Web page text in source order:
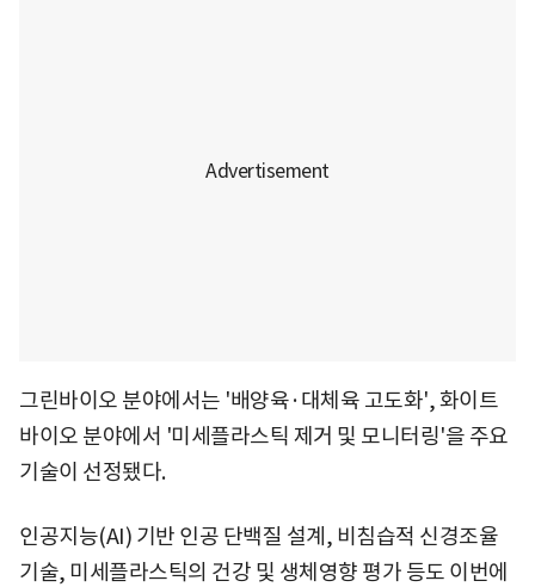
그린바이오 분야에서는 '배양육·대체육 고도화', 화이트
바이오 분야에서 '미세플라스틱 제거 및 모니터링'을 주요
기술이 선정됐다.
인공지능(AI) 기반 인공 단백질 설계, 비침습적 신경조율
기술, 미세플라스틱의 건강 및 생체영향 평가 등도 이번에